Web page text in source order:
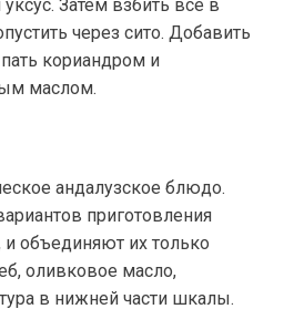
Затем взбить все в
через сито. Добавить
кориандром и
маслом.
андалузское блюдо.
приготовления
и объединяют их только
оливковое масло,
в нижней части шкалы.